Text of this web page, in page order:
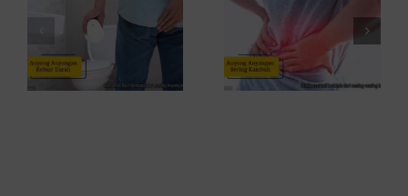
ke Dokter
Atasinya